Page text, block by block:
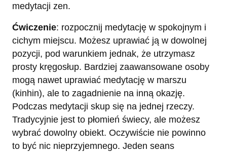
medytacji zen.
Ćwiczenie: rozpocznij medytację w spokojnym i
cichym miejscu. Możesz uprawiać ją w dowolnej
pozycji, pod warunkiem jednak, że utrzymasz
prosty kręgosłup. Bardziej zaawansowane osoby
mogą nawet uprawiać medytację w marszu
(kinhin), ale to zagadnienie na inną okazję.
Podczas medytacji skup się na jednej rzeczy.
Tradycyjnie jest to płomień świecy, ale możesz
wybrać dowolny obiekt. Oczywiście nie powinno
to być nic nieprzyjemnego. Jeden seans